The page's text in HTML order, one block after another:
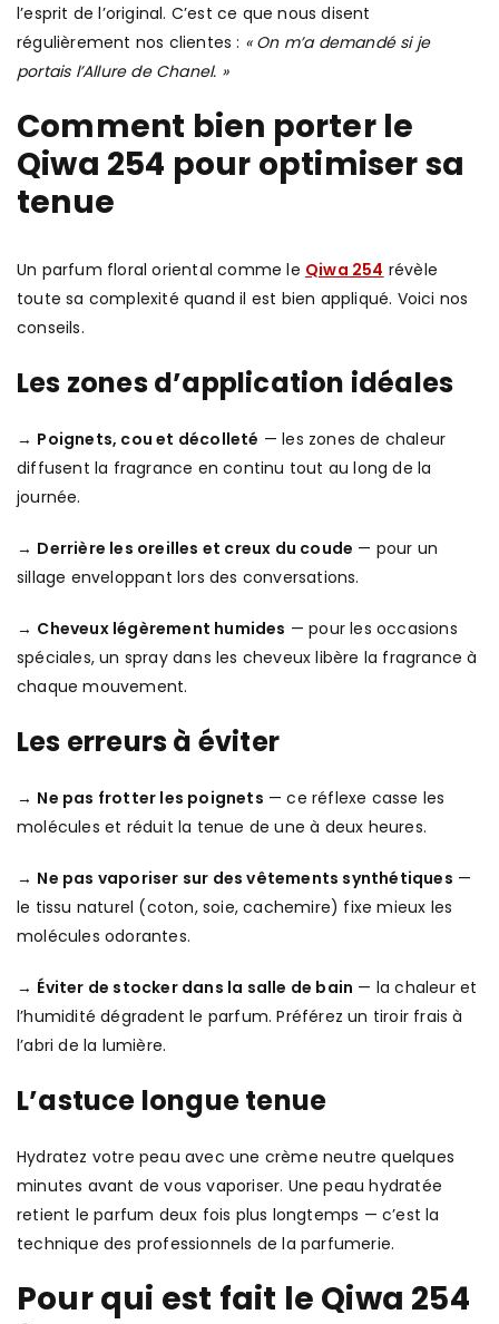
l’esprit de l’original. C’est ce que nous disent
régulièrement nos clientes : « On m’a demandé si je
portais l’Allure de Chanel. »
Comment bien porter le
Qiwa 254 pour optimiser sa
tenue
Un parfum floral oriental comme le Qiwa 254 révèle
toute sa complexité quand il est bien appliqué. Voici nos
conseils.
Les zones d’application idéales
→ Poignets, cou et décolleté — les zones de chaleur
diffusent la fragrance en continu tout au long de la
journée.
→ Derrière les oreilles et creux du coude — pour un
sillage enveloppant lors des conversations.
→ Cheveux légèrement humides — pour les occasions
spéciales, un spray dans les cheveux libère la fragrance à
chaque mouvement.
Les erreurs à éviter
→ Ne pas frotter les poignets — ce réflexe casse les
molécules et réduit la tenue de une à deux heures.
→ Ne pas vaporiser sur des vêtements synthétiques —
le tissu naturel (coton, soie, cachemire) fixe mieux les
molécules odorantes.
→ Éviter de stocker dans la salle de bain — la chaleur et
l’humidité dégradent le parfum. Préférez un tiroir frais à
l’abri de la lumière.
L’astuce longue tenue
Hydratez votre peau avec une crème neutre quelques
minutes avant de vous vaporiser. Une peau hydratée
retient le parfum deux fois plus longtemps — c’est la
technique des professionnels de la parfumerie.
Pour qui est fait le Qiwa 254